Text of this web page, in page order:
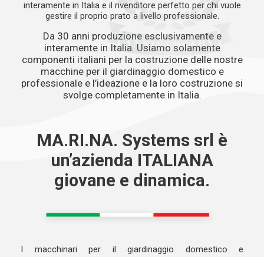
interamente in Italia e il rivenditore perfetto per chi vuole
gestire il proprio prato a livello professionale.
Da 30 anni produzione esclusivamente e
interamente in Italia. Usiamo solamente
componenti italiani per la costruzione delle nostre
macchine per il giardinaggio domestico e
professionale e l’ideazione e la loro costruzione si
svolge completamente in Italia.
MA.RI.NA. Systems srl è
un’azienda ITALIANA
giovane e dinamica.
I macchinari per il giardinaggio domestico e